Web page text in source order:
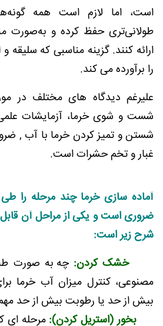
است، اما لازم است همه
طولانی‌تری حفظ کرده و به‌صورت
ارائه کنند. گزینه مناسبی که سلیقه و
را برآورده می کند.
علیرغم دیدگاه های مختلف در
شست و شوی خرما، آزمایشات
شستن و تمیز کردن خرما با آب ,
غبار و تخم حشرات است.
آماده سازی خرما چند مرحله را
ضروری است و یکی از مراحل آن
شرح زیر است:
خشک کردن:چه به صورت
مصنوعی، کنترل میزان آب خرما
بیش از حد یا رطوبت بیش از حد
بخور (استریل کردن): مرحله ای